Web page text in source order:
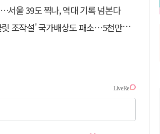
서울 39도 찍나, 역대 기록 넘본다
작설' 국가배상도 패소…5천만원 청구 기각